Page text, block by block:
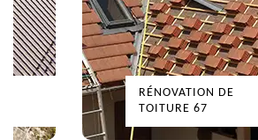
RÉNOVATION DE
TOITURE 67